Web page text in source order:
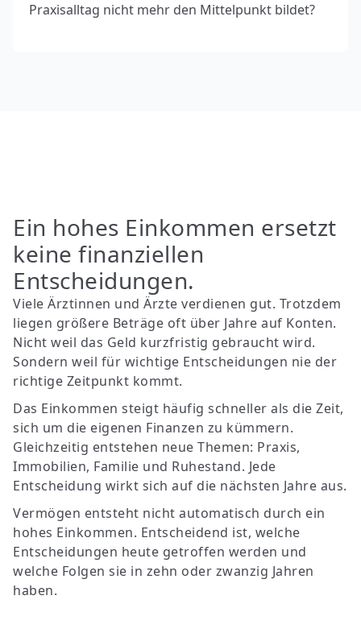
Praxisalltag nicht mehr den Mittelpunkt bildet?
Ein hohes Einkommen ersetzt
keine finanziellen
Entscheidungen.
Viele Ärztinnen und Ärzte verdienen gut. Trotzdem
liegen größere Beträge oft über Jahre auf Konten.
Nicht weil das Geld kurzfristig gebraucht wird.
Sondern weil für wichtige Entscheidungen nie der
richtige Zeitpunkt kommt.
Das Einkommen steigt häufig schneller als die Zeit,
sich um die eigenen Finanzen zu kümmern.
Gleichzeitig entstehen neue Themen: Praxis,
Immobilien, Familie und Ruhestand. Jede
Entscheidung wirkt sich auf die nächsten Jahre aus.
Vermögen entsteht nicht automatisch durch ein
hohes Einkommen. Entscheidend ist, welche
Entscheidungen heute getroffen werden und
welche Folgen sie in zehn oder zwanzig Jahren
haben.